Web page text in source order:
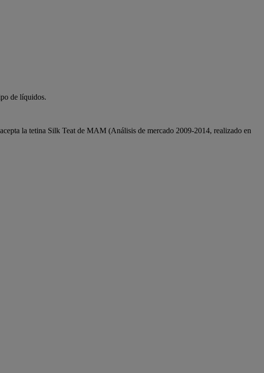
de líquidos.
la tetina Silk Teat de MAM (Análisis de mercado 2009-2014, realizado en